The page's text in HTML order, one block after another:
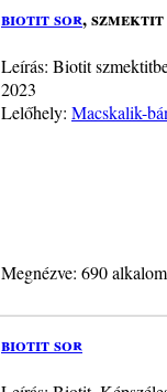
biotit sor,
Leírás: Biotit
2023
Lelőhely: Macskalik-
Megnézve: 690
biotit sor